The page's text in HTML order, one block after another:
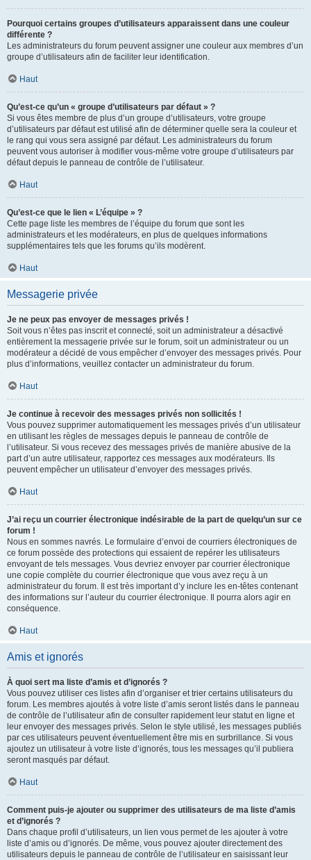
Pourquoi certains groupes d’utilisateurs apparaissent dans une couleur
différente ?
Les administrateurs du forum peuvent assigner une couleur aux membres d’un
groupe d’utilisateurs afin de faciliter leur identification.
Haut
Qu’est-ce qu’un « groupe d’utilisateurs par défaut » ?
Si vous êtes membre de plus d’un groupe d’utilisateurs, votre groupe
d’utilisateurs par défaut est utilisé afin de déterminer quelle sera la couleur et
le rang qui vous sera assigné par défaut. Les administrateurs du forum
peuvent vous autoriser à modifier vous-même votre groupe d’utilisateurs par
défaut depuis le panneau de contrôle de l’utilisateur.
Haut
Qu’est-ce que le lien « L’équipe » ?
Cette page liste les membres de l’équipe du forum que sont les
administrateurs et les modérateurs, en plus de quelques informations
supplémentaires tels que les forums qu’ils modèrent.
Haut
Messagerie privée
Je ne peux pas envoyer de messages privés !
Soit vous n’êtes pas inscrit et connecté, soit un administrateur a désactivé
entièrement la messagerie privée sur le forum, soit un administrateur ou un
modérateur a décidé de vous empêcher d’envoyer des messages privés. Pour
plus d’informations, veuillez contacter un administrateur du forum.
Haut
Je continue à recevoir des messages privés non sollicités !
Vous pouvez supprimer automatiquement les messages privés d’un utilisateur
en utilisant les règles de messages depuis le panneau de contrôle de
l’utilisateur. Si vous recevez des messages privés de manière abusive de la
part d’un autre utilisateur, rapportez ces messages aux modérateurs. Ils
peuvent empêcher un utilisateur d’envoyer des messages privés.
Haut
J’ai reçu un courrier électronique indésirable de la part de quelqu’un sur ce
forum !
Nous en sommes navrés. Le formulaire d’envoi de courriers électroniques de
ce forum possède des protections qui essaient de repérer les utilisateurs
envoyant de tels messages. Vous devriez envoyer par courrier électronique
une copie complète du courrier électronique que vous avez reçu à un
administrateur du forum. Il est très important d’y inclure les en-têtes contenant
des informations sur l’auteur du courrier électronique. Il pourra alors agir en
conséquence.
Haut
Amis et ignorés
À quoi sert ma liste d’amis et d’ignorés ?
Vous pouvez utiliser ces listes afin d’organiser et trier certains utilisateurs du
forum. Les membres ajoutés à votre liste d’amis seront listés dans le panneau
de contrôle de l’utilisateur afin de consulter rapidement leur statut en ligne et
leur envoyer des messages privés. Selon le style utilisé, les messages publiés
par ces utilisateurs peuvent éventuellement être mis en surbrillance. Si vous
ajoutez un utilisateur à votre liste d’ignorés, tous les messages qu’il publiera
seront masqués par défaut.
Haut
Comment puis-je ajouter ou supprimer des utilisateurs de ma liste d’amis
et d’ignorés ?
Dans chaque profil d’utilisateurs, un lien vous permet de les ajouter à votre
liste d’amis ou d’ignorés. De même, vous pouvez ajouter directement des
utilisateurs depuis le panneau de contrôle de l’utilisateur en saisissant leur